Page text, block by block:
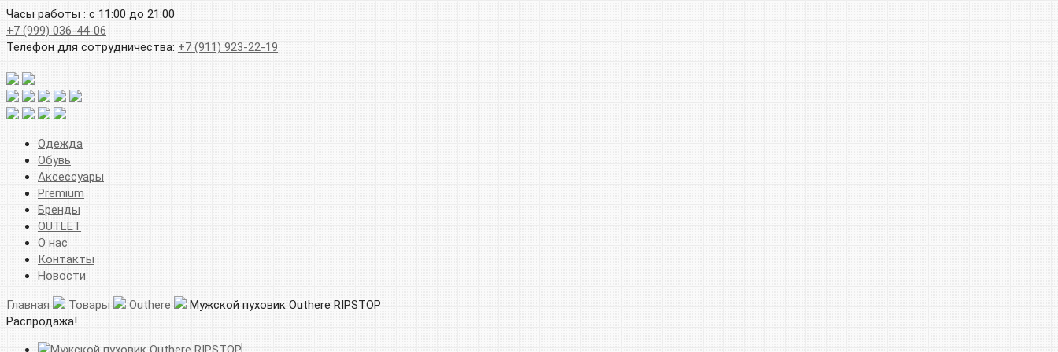
Часы работы : с 11:00 до 21:00
+7 (999) 036-44-06
Телефон для сотрудничества: +7 (911) 923-22-19
Одежда
Обувь
Аксессуары
Premium
Бренды
OUTLET
О нас
Контакты
Новости
Главная Товары Outhere
Мужской пуховик Outhere RIPSTOP
Распродажа!